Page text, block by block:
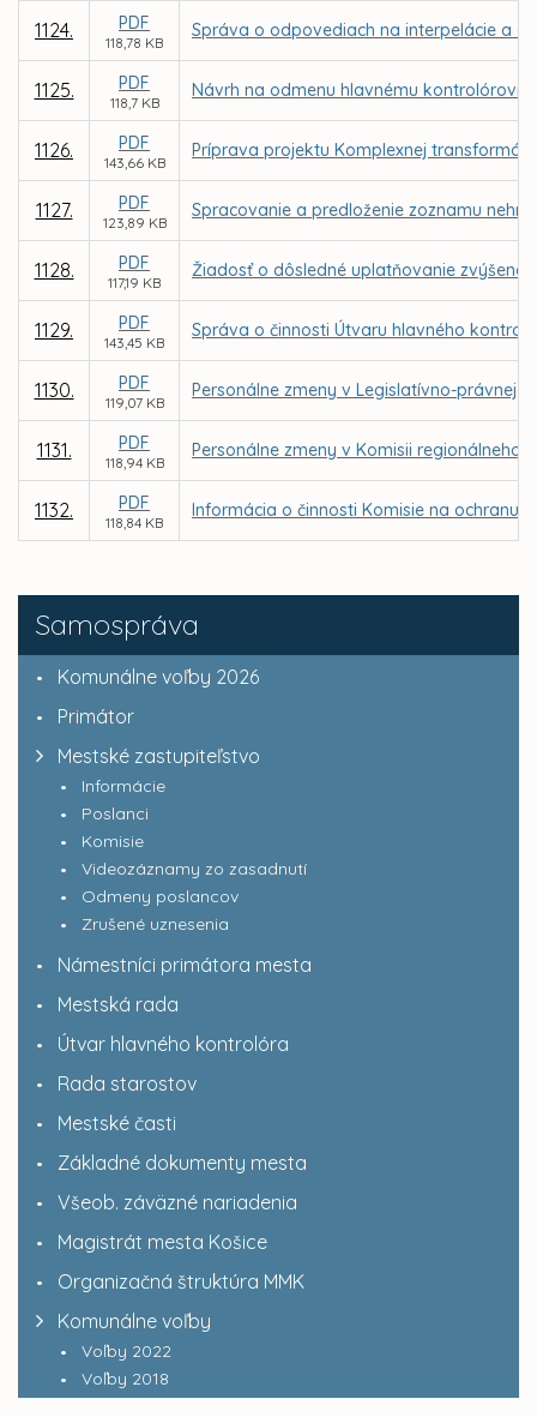
Samospráva
Komunálne voľby 2026
Primátor
Mestské zastupiteľstvo
Informácie
Poslanci
Komisie
Videozáznamy zo zasadnutí
Odmeny poslancov
Zrušené uznesenia
Námestníci primátora mesta
Mestská rada
Útvar hlavného kontrolóra
Rada starostov
Mestské časti
Základné dokumenty mesta
Všeob. záväzné nariadenia
Magistrát mesta Košice
Organizačná štruktúra MMK
Komunálne voľby
Voľby 2022
Voľby 2018
1124. PDF
118,78 KB
Správa o odpovediach na interpelácie a
1125. PDF
118,7 KB
Návrh na odmenu hlavnému kontrolórovi
1126. PDF
143,66 KB
Príprava projektu Komplexnej
1127. PDF
123,89 KB
Spracovanie a predloženie zoznamu
1128. PDF
117,19 KB
Žiadosť o dôsledné uplatňovanie
1129. PDF
143,45 KB
Správa o činnosti Útvaru hlavného
1130. PDF
119,07 KB
Personálne zmeny v Legislatívno-právnej
1131. PDF
118,94 KB
Personálne zmeny v Komisii regionálneho
1132. PDF
118,84 KB
Informácia o činnosti Komisie na ochranu